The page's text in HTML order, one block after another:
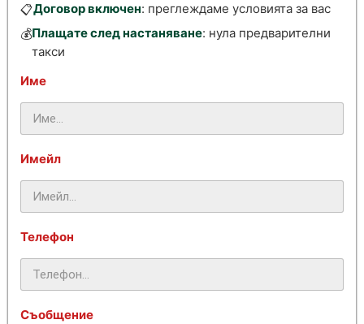
📋Договор включен: преглеждаме условията за вас
💰Плащате след настаняване: нула предварителни
такси
Име
Имейл
Телефон
Съобщение